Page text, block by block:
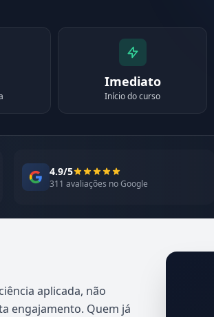
Imediato
Início do curso
4.9/5
311 avaliações no Google
aplicada, não
engajamento. Quem já